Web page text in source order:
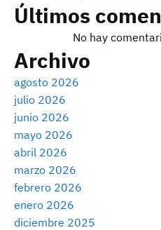
Últimos
No hay
Archivo
agosto 2026
julio 2026
junio 2026
mayo 2026
abril 2026
marzo 2026
febrero 2026
enero 2026
diciembre 2025